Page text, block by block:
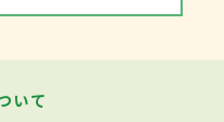
いて